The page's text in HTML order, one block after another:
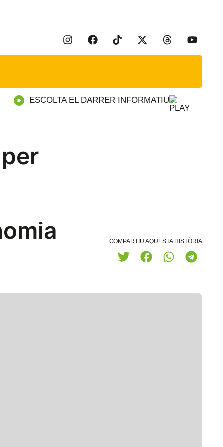
ESCOLTA EL DARRER INFORMATIU
COMPARTIU AQUESTA HISTÒRIA